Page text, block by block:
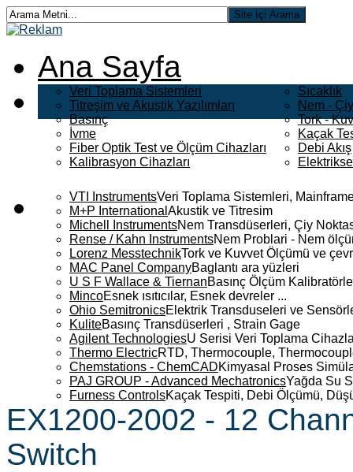
Ana Sayfa
Veri Toplama Sistemleri
Titreşim ve Akustik Yazılımları
Basınç
İvme
Fiber Optik Test ve Ölçüm Cihazları
Kalibrasyon Cihazları
Sıcaklık
Nem -
Tork -
Kaçak
Debi Akış
VTI InstrumentsVeri Toplama Sistemleri,
M+P International Akustik ve Titresim
Michell InstrumentsNem Transdüserleri, Çiy
Rense / Kahn InstrumentsNem Problari - Nem
Lorenz MesstechnikTork ve Kuvvet Ölçümü ve
MAC Panel CompanyBaglantı ara yüzleri
U S F Wallace & TiernanBasınç Ölçüm
MincoEsnek ısıtıcılar, Esnek devreler ...
Ohio SemitronicsElektrik Transduseleri ve
KuliteBasınç Transdüserleri , Strain Gage
Agilent TechnologiesU Serisi Veri Toplama
Thermo ElectricRTD, Thermocouple,
Chemstations - ChemCADKimyasal Proses
PAJ GROUP - Advanced MechatronicsYağda Su
Furness ControlsKaçak Tespiti, Debi Ölçümü,
EX1200-2002 - 12
Switch